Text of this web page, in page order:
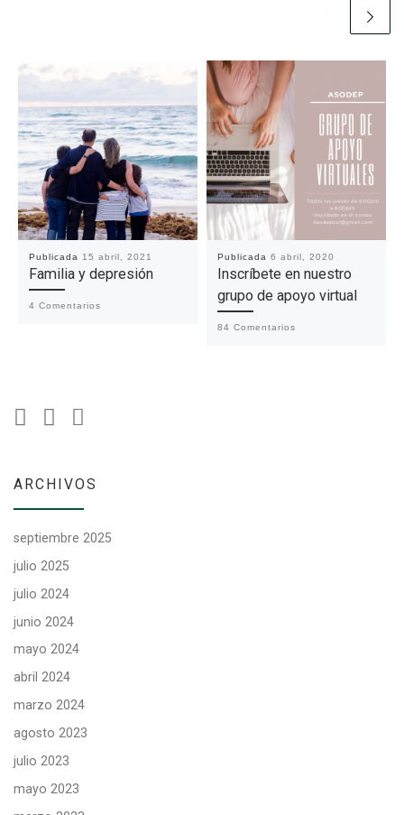
Publicada 15 abril, 2021
Familia y depresión
4 Comentarios
Publicada 6 abril, 2020
Inscríbete en nuestro
grupo de apoyo virtual
84 Comentarios
ARCHIVOS
septiembre 2025
julio 2025
julio 2024
junio 2024
mayo 2024
abril 2024
marzo 2024
agosto 2023
julio 2023
mayo 2023